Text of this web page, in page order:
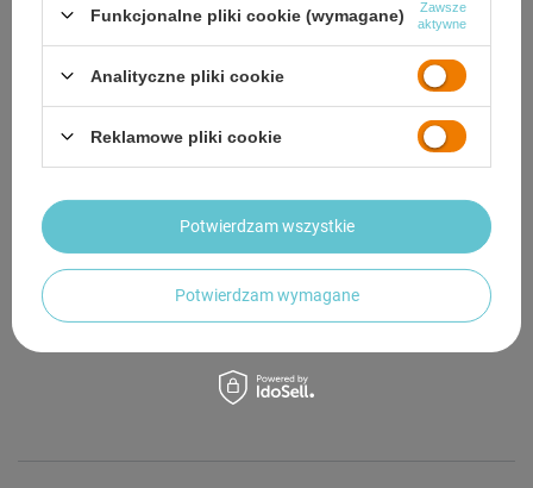
Potrzebujesz pomocy? Masz pytania?
Zadaj pytanie a my odpowiemy niezwłocznie,
najciekawsze pytania i odpowiedzi publikując
dla innych.
Funkcjonalne pliki cookie (wymagane)
Zawsze
aktywne
Analityczne pliki cookie
Reklamowe pliki cookie
Potwierdzam wymagane
Potwierdzam wszystkie